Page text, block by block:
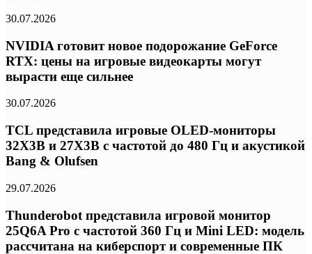
30.07.2026
NVIDIA готовит новое подорожание GeForce
RTX: цены на игровые видеокарты могут
вырасти еще сильнее
30.07.2026
TCL представила игровые OLED-мониторы
32X3B и 27X3B с частотой до 480 Гц и акустикой
Bang & Olufsen
29.07.2026
Thunderobot представила игровой монитор
25Q6A Pro с частотой 360 Гц и Mini LED: модель
рассчитана на киберспорт и современные ПК